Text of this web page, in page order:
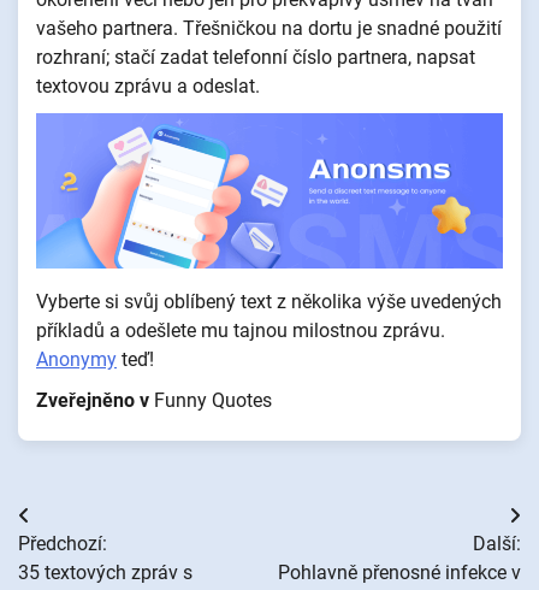
vašeho partnera. Třešničkou na dortu je snadné použití
rozhraní; stačí zadat telefonní číslo partnera, napsat
textovou zprávu a odeslat.
Vyberte si svůj oblíbený text z několika výše uvedených
příkladů a odešlete mu tajnou milostnou zprávu.
Anonymy teď!
Zveřejněno v Funny Quotes
Navigace
pro
Předchozí:
35 textových zpráv s
Další:
Pohlavně přenosné infekce v